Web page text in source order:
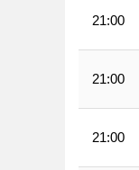
21:00
21:00
21:00